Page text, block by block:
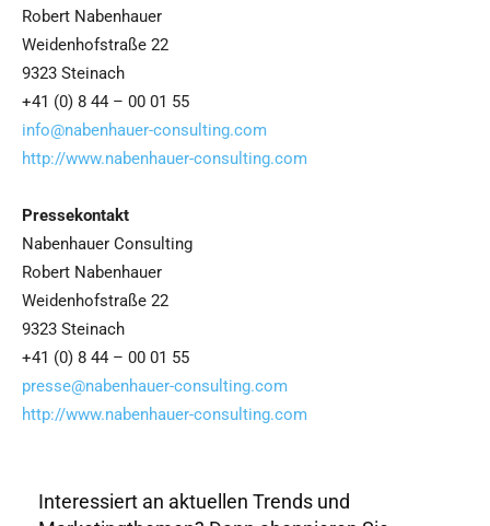
Robert Nabenhauer
Weidenhofstraße 22
9323 Steinach
+41 (0) 8 44 – 00 01 55
info@nabenhauer-consulting.com
http://www.nabenhauer-consulting.com
Pressekontakt
Nabenhauer Consulting
Robert Nabenhauer
Weidenhofstraße 22
9323 Steinach
+41 (0) 8 44 – 00 01 55
presse@nabenhauer-consulting.com
http://www.nabenhauer-consulting.com
Interessiert an aktuellen Trends und